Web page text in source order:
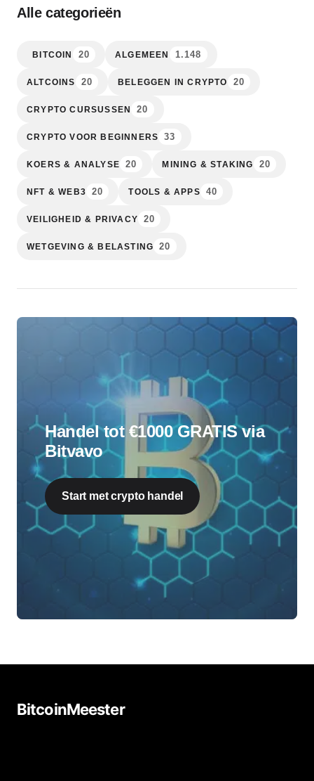
Alle categorieën
BITCOIN 20 ALGEMEEN 1.148
ALTCOINS 20 BELEGGEN IN CRYPTO 20
CRYPTO CURSUSSEN 20
CRYPTO VOOR BEGINNERS 33
KOERS & ANALYSE 20 MINING & STAKING 20
NFT & WEB3 20 TOOLS & APPS 40
VEILIGHEID & PRIVACY 20
WETGEVING & BELASTING 20
Handel tot €1000 GRATIS via
Bitvavo
Start met crypto handel
BitcoinMeester